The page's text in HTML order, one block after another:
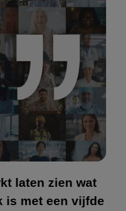
laten zien wat
is met een vijfde